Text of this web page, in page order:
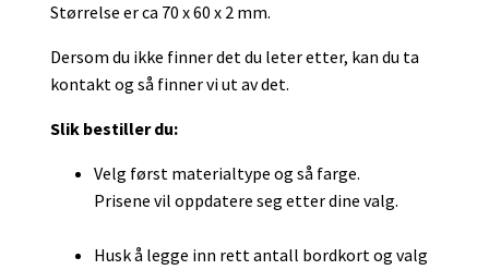
Størrelse er ca 70 x 60 x 2 mm.
Dersom du ikke finner det du leter etter, kan du ta
kontakt og så finner vi ut av det.
Slik bestiller du:
Velg først materialtype og så farge.
Prisene vil oppdatere seg etter dine valg.
Husk å legge inn rett antall bordkort og valg